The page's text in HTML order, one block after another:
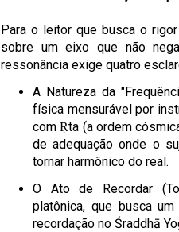
Para o leitor que busca o
sobre um eixo que não
ressonância exige quatro
A Natureza da
física mensurável por
com Ṛta (a ordem
de adequação onde o
tornar harmônico do real.
O Ato de Recordar
platônica, que busca
recordação no Śraddhā